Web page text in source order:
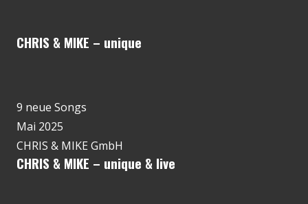
CHRIS & MIKE – unique
9 neue Songs
Mai 2025
CHRIS & MIKE GmbH
CHRIS & MIKE – unique & live